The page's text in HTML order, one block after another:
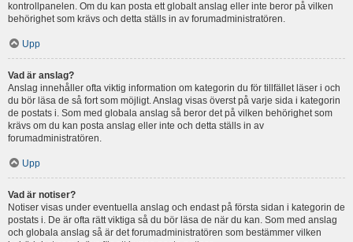
kontrollpanelen. Om du kan posta ett globalt anslag eller inte beror på vilken
behörighet som krävs och detta ställs in av forumadministratören.
Upp
Vad är anslag?
Anslag innehåller ofta viktig information om kategorin du för tillfället läser i och
du bör läsa de så fort som möjligt. Anslag visas överst på varje sida i kategorin
de postats i. Som med globala anslag så beror det på vilken behörighet som
krävs om du kan posta anslag eller inte och detta ställs in av
forumadministratören.
Upp
Vad är notiser?
Notiser visas under eventuella anslag och endast på första sidan i kategorin de
postats i. De är ofta rätt viktiga så du bör läsa de när du kan. Som med anslag
och globala anslag så är det forumadministratören som bestämmer vilken